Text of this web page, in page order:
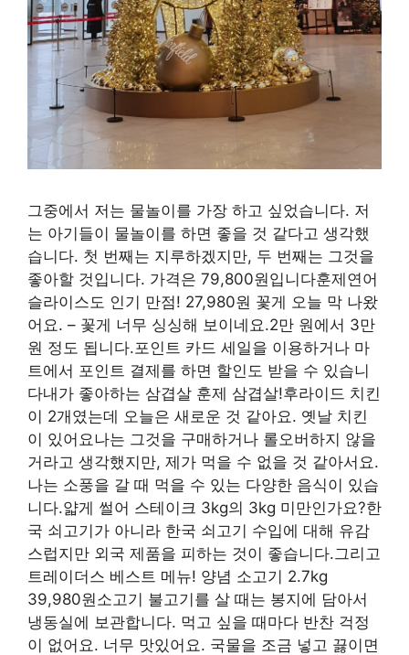
그중에서 저는 물놀이를 가장 하고 싶었습니다. 저
는 아기들이 물놀이를 하면 좋을 것 같다고 생각했
습니다. 첫 번째는 지루하겠지만, 두 번째는 그것을
좋아할 것입니다. 가격은 79,800원입니다훈제연어
슬라이스도 인기 만점! 27,980원 꽃게 오늘 막 나왔
어요. – 꽃게 너무 싱싱해 보이네요.2만 원에서 3만
원 정도 됩니다.포인트 카드 세일을 이용하거나 마
트에서 포인트 결제를 하면 할인도 받을 수 있습니
다내가 좋아하는 삼겹살 훈제 삼겹살!후라이드 치킨
이 2개였는데 오늘은 새로운 것 같아요. 옛날 치킨
이 있어요나는 그것을 구매하거나 롤오버하지 않을
거라고 생각했지만, 제가 먹을 수 없을 것 같아서요.
나는 소풍을 갈 때 먹을 수 있는 다양한 음식이 있습
니다.얇게 썰어 스테이크 3kg의 3kg 미만인가요?한
국 쇠고기가 아니라 한국 쇠고기 수입에 대해 유감
스럽지만 외국 제품을 피하는 것이 좋습니다.그리고
트레이더스 베스트 메뉴! 양념 소고기 2.7kg
39,980원소고기 불고기를 살 때는 봉지에 담아서
냉동실에 보관합니다. 먹고 싶을 때마다 반찬 걱정
이 없어요. 너무 맛있어요. 국물을 조금 넣고 끓이면